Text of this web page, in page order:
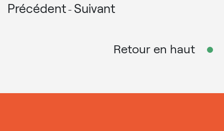
Précédent - Suivant
Retour en haut